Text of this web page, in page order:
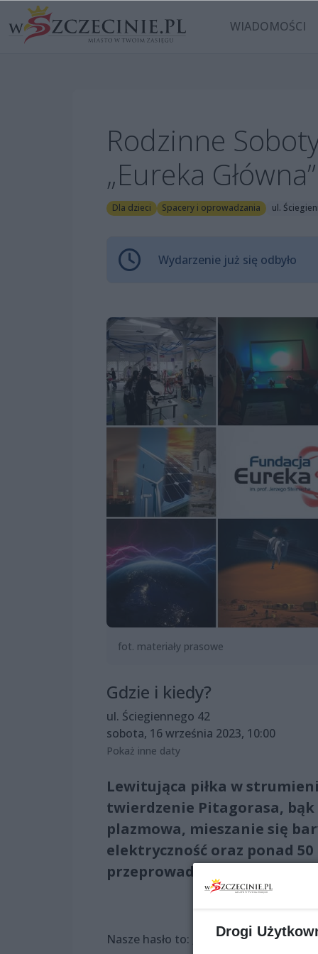
WIADOMOŚCI
Rodzinne
„Eureka
Dla dzieci Spacery i oprowadzania ul.
Wydarzenie już się odbyło
fot. materiały prasowe
Gdzie i kiedy?
ul. Ściegiennego 42
sobota, 16 września 2023, 10:00
Pokaż inne daty
Lewitująca piłka w
twierdzenie Pitagorasa,
plazmowa, mieszanie się
elektryczność oraz ponad
przeprowadzania
Nasze hasło to: „zabrania się NIE
Drogi